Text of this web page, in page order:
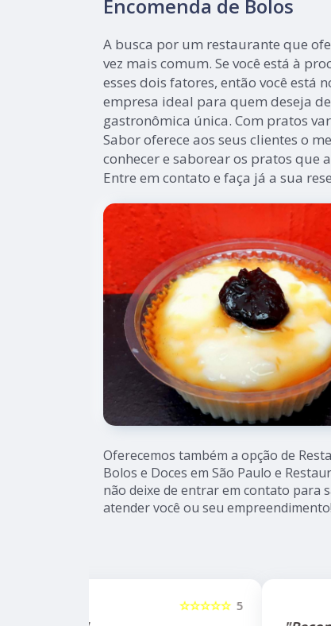
Encomenda de Bolos
A busca por um restaurante que
vez mais comum. Se você está à
esses dois fatores, então você está
empresa ideal para quem deseja
gastronômica única. Com pratos
Sabor oferece aos seus clientes o
conhecer e saborear os pratos que
Entre em contato e faça já a sua
Oferecemos também a opção de
Bolos e Doces em São Paulo e
não deixe de entrar em contato para
atender você ou seu empreendimento!